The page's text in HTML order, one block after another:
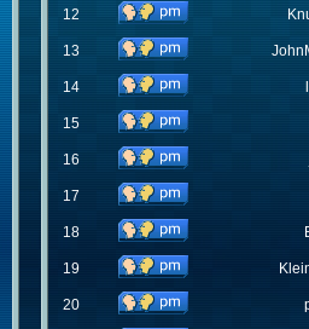
12
13
14
15
16
17
18
19
20